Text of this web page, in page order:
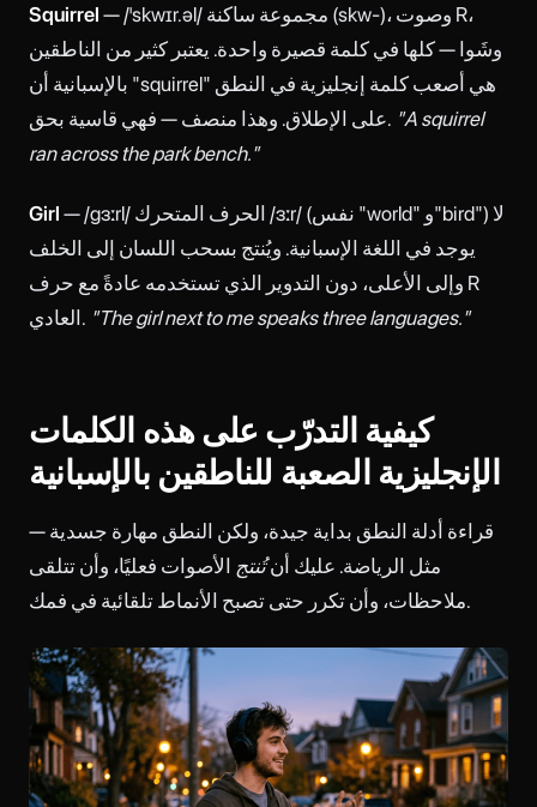
Squirrel — /ˈskwɪr.əl/ مجموعة ساكنة (skw-)، وصوت R،
وشَوا — كلها في كلمة قصيرة واحدة. يعتبر كثير من الناطقين
بالإسبانية أن "squirrel" هي أصعب كلمة إنجليزية في النطق
على الإطلاق. وهذا منصف — فهي قاسية بحق. "A squirrel
ran across the park bench."
Girl — /ɡɜːrl/ الحرف المتحرك /ɜːr/ (نفس "world" و"bird") لا
يوجد في اللغة الإسبانية. ويُنتج بسحب اللسان إلى الخلف
وإلى الأعلى، دون التدوير الذي تستخدمه عادةً مع حرف R
العادي. "The girl next to me speaks three languages."
كيفية التدرّب على هذه الكلمات
الإنجليزية الصعبة للناطقين بالإسبانية
قراءة أدلة النطق بداية جيدة، ولكن النطق مهارة جسدية —
مثل الرياضة. عليك أنتُنتج الأصوات فعليًا، وأن تتلقى
ملاحظات، وأن تكرر حتى تصبح الأنماط تلقائية في فمك.